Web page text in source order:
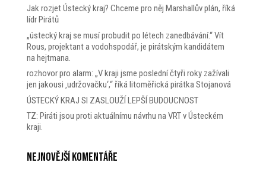
Jak rozjet Ústecký kraj? Chceme pro něj Marshallův plán, říká
lídr Pirátů
„ústecký kraj se musí probudit po létech zanedbávání.“ Vít
Rous, projektant a vodohspodář, je pirátským kandidátem
na hejtmana.
rozhovor pro alarm: „V kraji jsme poslední čtyři roky zažívali
jen jakousi ‚udržovačku‘,“ říká litoměřická pirátka Stojanová
ÚSTECKÝ KRAJ SI ZASLOUŽÍ LEPŠÍ BUDOUCNOST
TZ: Piráti jsou proti aktuálnímu návrhu na VRT v Ústeckém
kraji.
Nejnovější komentáře